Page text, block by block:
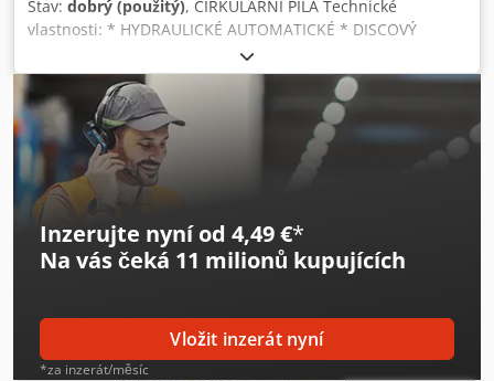
Stav: dobrý (použitý), CIRKULÁRNÍ PILA Technické
vlastnosti: * HYDRAULICKÉ AUTOMATICKÉ * DISCOVÝ
DIAMETR 400 mm Cjdpfx Aho Dv Rbsqoha
Inzerujte nyní od 4,49 €*
Na vás čeká 11 milionů kupujících
Vložit inzerát nyní
*za inzerát/měsíc